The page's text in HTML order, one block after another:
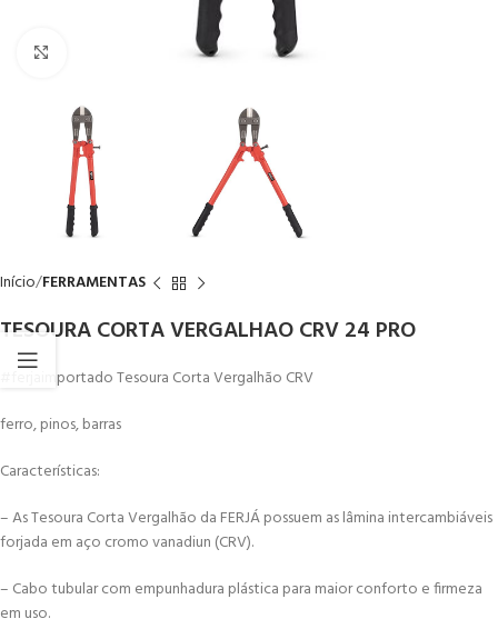
Início FERRAMENTAS
TESOURA CORTA VERGALHAO CRV 24 PRO
#ferjaimportado Tesoura Corta Vergalhão CRV
ferro, pinos, barras
Características:
– As Tesoura Corta Vergalhão da FERJÁ possuem as lâmina intercambiáveis
forjada em aço cromo vanadiun (CRV).
– Cabo tubular com empunhadura plástica para maior conforto e firmeza
em uso.